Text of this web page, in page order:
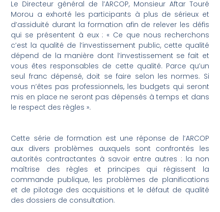
Le Directeur général de l’ARCOP, Monsieur Aftar Touré
Morou a exhorté les participants à plus de sérieux et
d’assiduité durant la formation afin de relever les défis
qui se présentent à eux : « Ce que nous recherchons
c’est la qualité de l’investissement public, cette qualité
dépend de la manière dont l’investissement se fait et
vous êtes responsables de cette qualité. Parce qu’un
seul franc dépensé, doit se faire selon les normes. Si
vous n’êtes pas professionnels, les budgets qui seront
mis en place ne seront pas dépensés à temps et dans
le respect des règles ».
Cette série de formation est une réponse de l’ARCOP
aux divers problèmes auxquels sont confrontés les
autorités contractantes à savoir entre autres : la non
maîtrise des règles et principes qui régissent la
commande publique, les problèmes de planifications
et de pilotage des acquisitions et le défaut de qualité
des dossiers de consultation.